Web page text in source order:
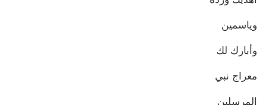
وياسمين
وأبارك لك
معراج نبي
المرسلين